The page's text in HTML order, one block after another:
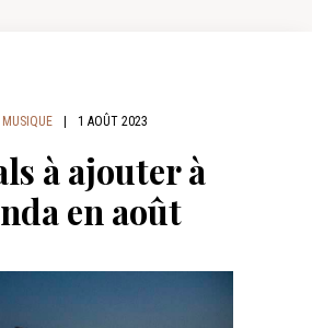
MUSIQUE 1 AOÛT 2023
à ajouter à
en août